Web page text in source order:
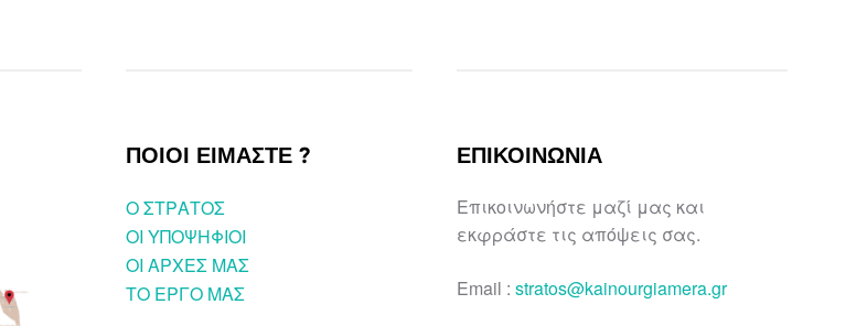
ΠΟΙΟΙ ΕΙΜΑΣΤΕ ?
O ΣΤΡΑΤΟΣ
ΟΙ ΥΠΟΨΗΦΙΟΙ
OI ΑΡΧΕΣ ΜΑΣ
ΤΟ ΕΡΓΟ ΜΑΣ
ΕΠΙΚΟΙΝΩΝΙΑ
Επικοινωνήστε μαζί μας και
εκφράστε τις απόψεις σας.
Email : stratos@kainourgiamera.gr